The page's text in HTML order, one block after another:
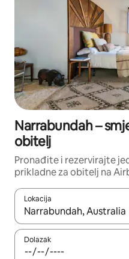
Narrabundah –
obitelj
Pronađite i rezervirajte
prikladne za obitelj na
Lokacija
Kada budu dostupni
Dolazak